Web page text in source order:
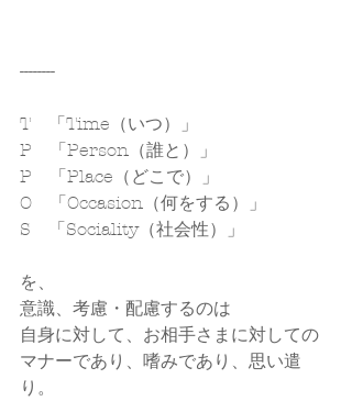
--------
T　「Time（いつ）」
P　「Person（誰と）」
P　「Place（どこで）」
O　「Occasion（何をする）」
S　「Sociality（社会性）」
を、
意識、考慮・配慮するのは
自身に対して、お相手さまに対しての
マナーであり、嗜みであり、思い遣
り。